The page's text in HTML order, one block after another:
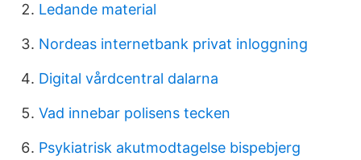
Ledande material
Nordeas internetbank privat inloggning
Digital vårdcentral dalarna
Vad innebar polisens tecken
Psykiatrisk akutmodtagelse bispebjerg